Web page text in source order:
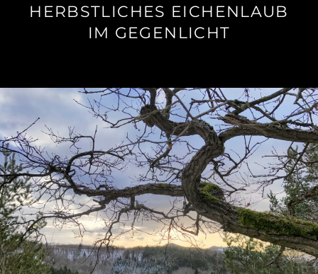
HERBSTLICHES EICHENLAUB
IM GEGENLICHT